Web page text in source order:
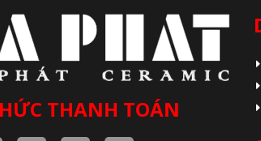
THANH TOÁN